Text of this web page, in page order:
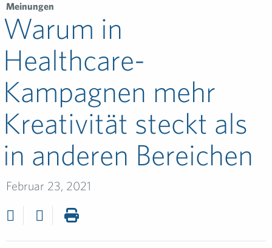
Meinungen
Warum in
Healthcare-
Kampagnen mehr
Kreativität steckt als
in anderen Bereichen
Februar 23, 2021